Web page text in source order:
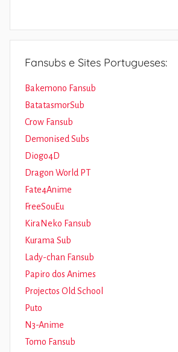
Fansubs e Sites Portugueses:
Bakemono Fansub
BatatasmorSub
Crow Fansub
Demonised Subs
Diogo4D
Dragon World PT
Fate4Anime
FreeSouEu
KiraNeko Fansub
Kurama Sub
Lady-chan Fansub
Papiro dos Animes
Projectos Old School
Puto
N3-Anime
Tomo Fansub